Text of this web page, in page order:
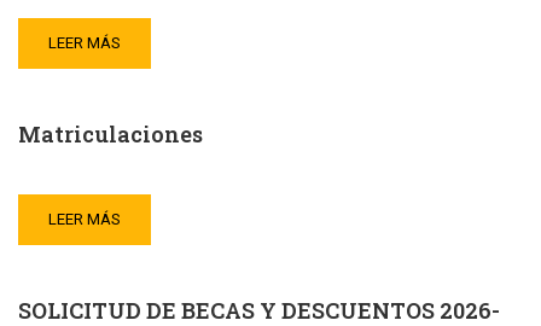
LEER MÁS
Matriculaciones
LEER MÁS
SOLICITUD DE BECAS Y DESCUENTOS 2026-